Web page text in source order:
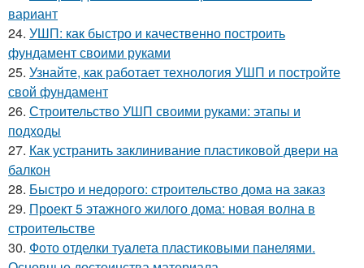
вариант
24. УШП: как быстро и качественно построить
фундамент своими руками
25. Узнайте, как работает технология УШП и постройте
свой фундамент
26. Строительство УШП своими руками: этапы и
подходы
27. Как устранить заклинивание пластиковой двери на
балкон
28. Быстро и недорого: строительство дома на заказ
29. Проект 5 этажного жилого дома: новая волна в
строительстве
30. Фото отделки туалета пластиковыми панелями.